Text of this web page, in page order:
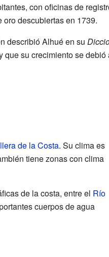
con oficinas de
descubiertas en 1739.
describió Alhué en su
su crecimiento se debió
de la Costa. Su clima es
tiene zonas con clima
de la costa, entre el Río
cuerpos de agua